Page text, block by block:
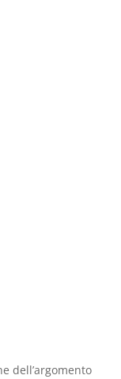
dell’argomento